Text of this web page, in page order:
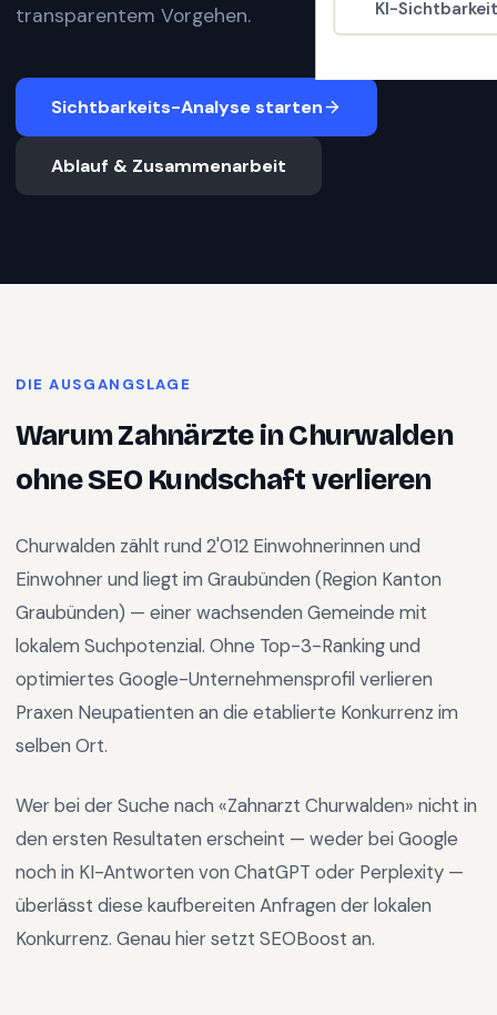
KI-
transparentem Vorgehen.
Sichtbarkeits-Analyse starten
Ablauf & Zusammenarbeit
DIE AUSGANGSLAGE
WarumZahnärzteinChurwalden
ohne SEO Kundschaft verlieren
Churwalden zählt rund 2'012 Einwohnerinnen und
Einwohner und liegt im Graubünden (Region Kanton
Graubünden) — einer wachsenden Gemeinde mit
lokalem Suchpotenzial. Ohne Top-3-Ranking und
optimiertes Google-Unternehmensprofil verlieren
Praxen Neupatienten an die etablierte Konkurrenz im
selben Ort.
Wer bei der Suche nach «Zahnarzt Churwalden» nicht in
den ersten Resultaten erscheint — weder bei Google
noch in KI-Antworten von ChatGPT oder Perplexity —
überlässt diese kaufbereiten Anfragen der lokalen
Konkurrenz. Genau hier setzt SEOBoost an.